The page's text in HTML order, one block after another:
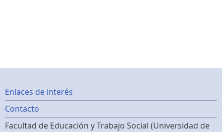
Footer
menu
Enlaces de interés
Contacto
Facultad de Educación y Trabajo Social (Universidad de